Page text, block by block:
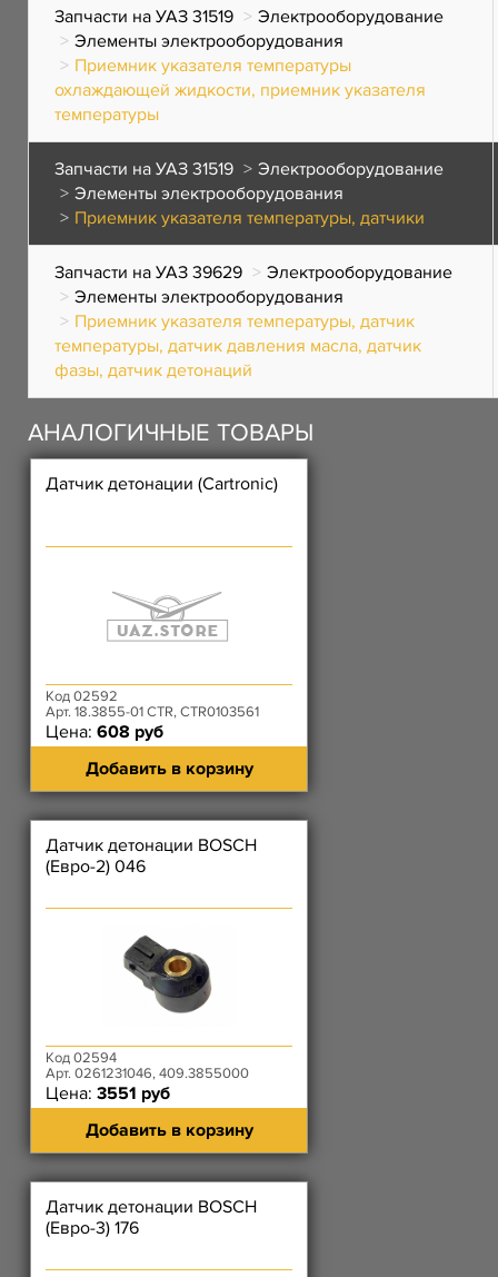
Запчасти на УАЗ 31519
Электрооборудование
Элементы электрооборудования
Приемник указателя температуры
охлаждающей жидкости, приемник указателя
температуры
Запчасти на УАЗ 31519
Электрооборудование
Элементы электрооборудования
Приемник указателя температуры, датчики
Запчасти на УАЗ 39629
Электрооборудование
Элементы электрооборудования
Приемник указателя температуры, датчик
температуры, датчик давления масла, датчик
фазы, датчик детонаций
АНАЛОГИЧНЫЕ ТОВАРЫ
Датчик детонации (Cartronic)
Код 02592
Арт. 18.3855-01 CTR, CTR0103561
Цена: 608 руб
Добавить в корзину
Датчик детонации BOSCH
(Евро-2) 046
Код 02594
Арт. 0261231046, 409.3855000
Цена: 3551 руб
Добавить в корзину
Датчик детонации BOSCH
(Евро-3) 176